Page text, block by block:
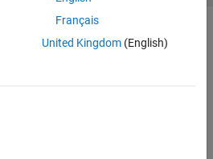
Français
United Kingdom(English)